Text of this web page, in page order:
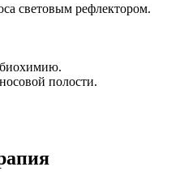
световым рефлектором.
полости.